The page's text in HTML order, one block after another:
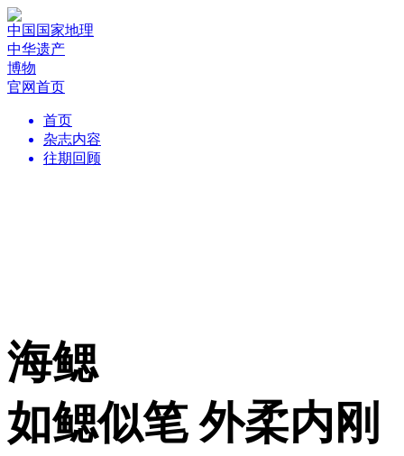
中国国家地理
中华遗产
博物
官网首页
首页
杂志内容
往期回顾
海鳃
如鳃似笔 外柔内刚